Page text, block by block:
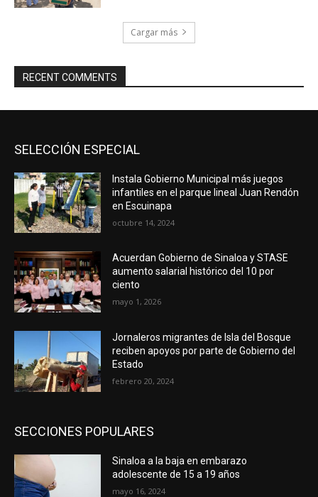
Cargar más
RECENT COMMENTS
SELECCIÓN ESPECIAL
Instala Gobierno Municipal más juegos
infantiles en el parque lineal Juan Rendón
en Escuinapa
octubre 14, 2024
Acuerdan Gobierno de Sinaloa y STASE
aumento salarial histórico del 10 por
ciento
mayo 1, 2026
Jornaleros migrantes de Isla del Bosque
reciben apoyos por parte de Gobierno del
Estado
febrero 20, 2024
SECCIONES POPULARES
Sinaloa a la baja en embarazo
adolescente de 15 a 19 años
mayo 16, 2024